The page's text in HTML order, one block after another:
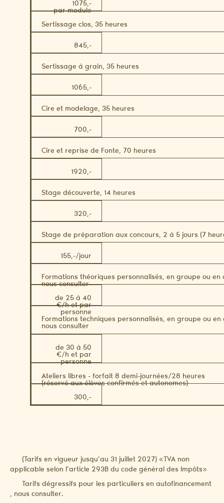
1075,-
par module
Sertissage clos, 35 heures
845,-
Sertissage à grain, 35 heures
1065,-
Cire et modelage, 35 heures
700,-
Cire et reprise de Fonte, 70 heures
1920,-
Stage découverte, 14 heures
320,-
Stage de préparation aux concours, 2 à 5 jours (7
155,-/jour
Formations théoriques personnalisés, en groupe ou en
nous consulter
de 25 à 40
€/h et par
personne
Formations techniques personnalisés, en groupe ou
nous consulter
de 30 à 50
€/h et par
personne
Ateliers libres - forfait 8 demi-journées/28 heures
(réservé aux élèves confirmés et autonomes)
300,-
(Tarifs en vigueur jusqu’au 31 juillet 2027) «TVA non
applicable selon l’article 293B du code général des Impôts»
Tarifs dégressifs pour les particuliers en autofinancement
, nous consulter.